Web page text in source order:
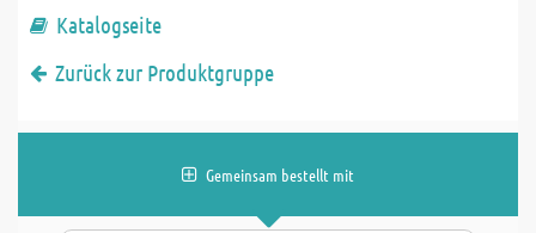
Katalogseite
Zurück zur Produktgruppe
Gemeinsam bestellt mit